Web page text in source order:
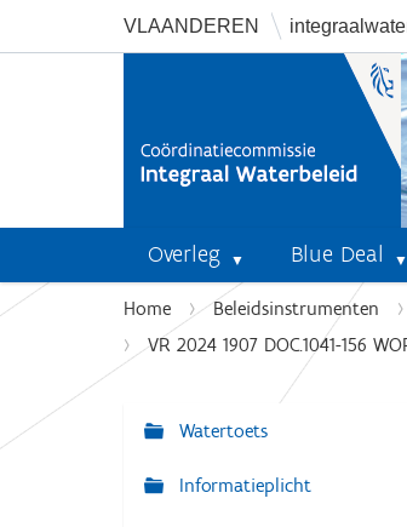
VLAANDEREN
Overleg Blue Deal
U
b
e
Home Beleidsinstrumenten
VR 2024 1907 DOC.1041-156
N
a
Watertoets
Informatieplicht